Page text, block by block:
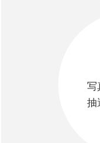
写
抽